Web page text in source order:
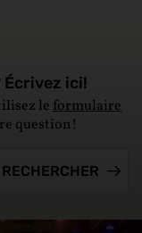
ici!
leformulaire
question!